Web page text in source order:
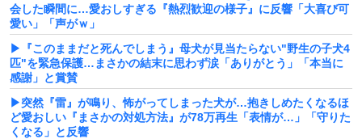
会した瞬間に…愛おしすぎる『熱烈歓迎の様子』に反響「大喜び可
愛い」「声がｗ」
▶『このままだと死んでしまう』母犬が見当たらない"野生の子犬4
匹"を緊急保護…まさかの結末に思わず涙「ありがとう」「本当に
感謝」と賞賛
▶突然『雷』が鳴り、怖がってしまった犬が…抱きしめたくなるほ
ど愛おしい『まさかの対処方法』が78万再生「表情が…」「守りた
くなる」と反響